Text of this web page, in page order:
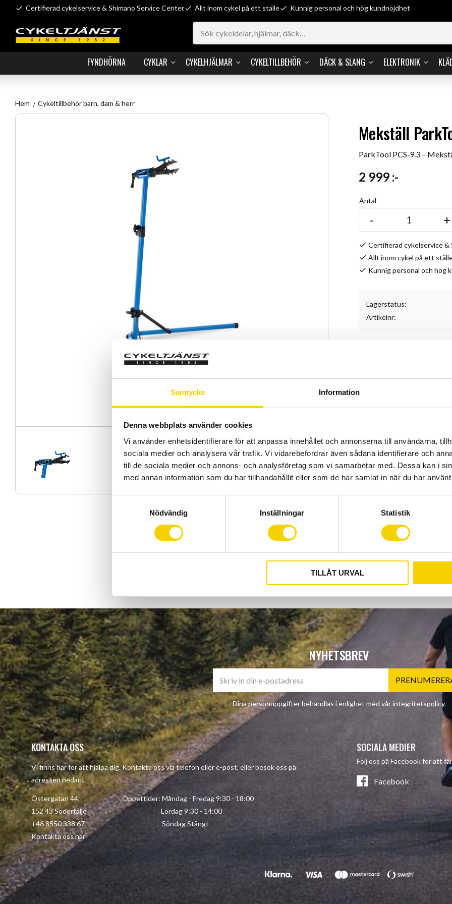
Samtycke Information
Denna webbplats använder cookies
Vi använder enhetsidentifierare för att anpassa innehållet och annonserna till användarna,
sociala medier och analysera vår trafik. Vi vidarebefordrar även sådana identifierare och
till de sociala medier och annons- och analysföretag som vi samarbetar med. Dessa kan i
med annan information som du har tillhandahållit eller som de har samlat in när du har
s
v
a
l
Nödvändig Inställningar Statistik
TILLÅT URVAL
Certifierad cykelservice & Shimano Service Center Allt inom cykel på ett ställe Kunnig personal och hög kundnöjdhet
FYNDHÖRNA CYKLAR CYKELHJÄLMAR CYKELTILLBEHÖR DÄCK & SLANG ELEKTRONIK
Hem Cykeltillbehör barn, dam & herr
Mekställ
ParkTool PCS‑9.3 –
2 999:-
Antal
+
-
Certifierad cykelservice &
Allt inom cykel på ett
Kunnig personal och hög
Lagerstatus
Artikelnr
är ett
utvecklat för cyklister
Stället klarar upp till
både runda och aero‑rör
trepunktsbasen ger hög
Mekstället väger 7,2 kg,
och hartillbehörsportar
pappershållare.
Ett perfekt val för
och långlivat mekställ
verktygstillverkare.
NYHETSBREV
Dina personuppgifter behandlas i enlighet med vårintegritetspolicy.
KONTAKTA OSS
Vi finns här för att hjälpa dig. Kontakta oss via telefon eller e-post, eller besök oss på
adressen nedan.
Östergatan 44, Öppettider: Måndag - Fredag 9:30 - 18:00
152 43 Södertälje Lördag 9:30 - 14:00
+46 8550 338 67 Söndag Stängt
Kontakta oss här
SOCIALA MEDIER
Följ oss på Facebook för att
Facebook